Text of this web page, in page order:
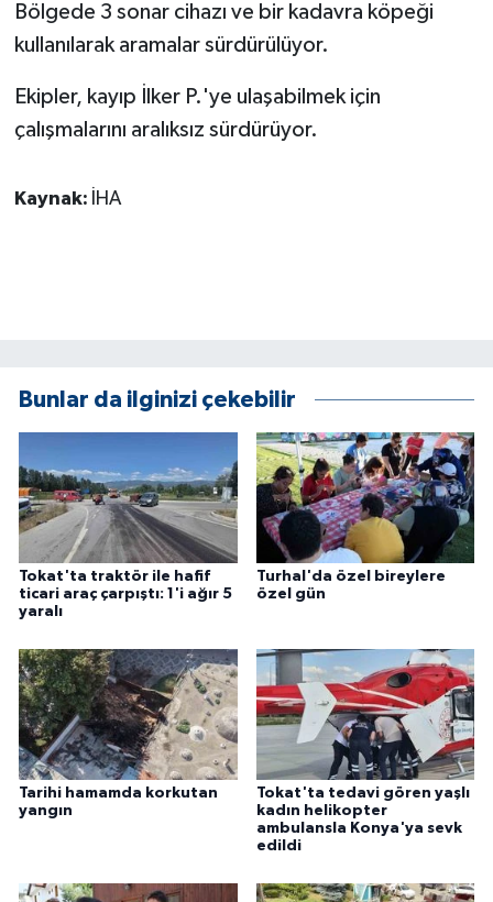
Bölgede 3 sonar cihazı ve bir kadavra köpeği
kullanılarak aramalar sürdürülüyor.
Ekipler, kayıp İlker P.'ye ulaşabilmek için
çalışmalarını aralıksız sürdürüyor.
Kaynak: İHA
Bunlar da ilginizi çekebilir
Tokat'ta traktör ile hafif
ticari araç çarpıştı: 1'i ağır 5
yaralı
Turhal'da özel bireylere
özel gün
Tarihi hamamda korkutan
yangın
Tokat'ta tedavi gören yaşlı
kadın helikopter
ambulansla Konya'ya sevk
edildi
ÜLKE GÜNDEMİ
YAŞAM